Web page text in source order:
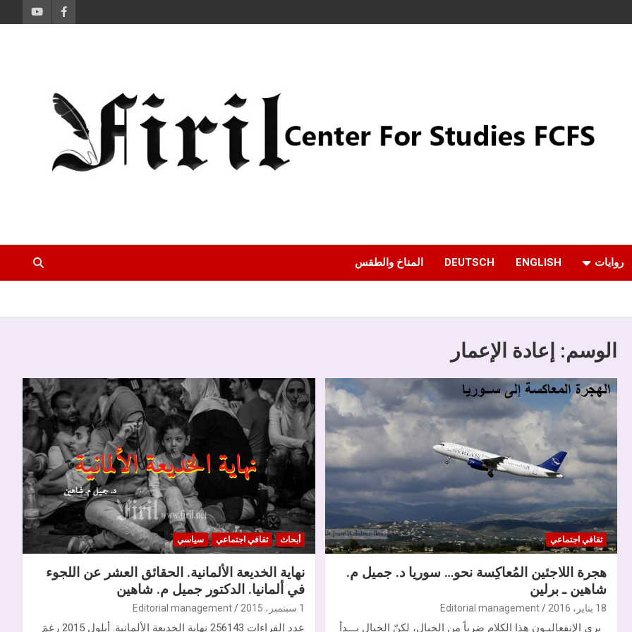
روايات ENGLISH
DEUTSCH المناخ والطقس
الوسم: إعادة الإعمار
ثقافي اجتماعي
هجرة اللاجئين المُعاكِسة نحو… سوريا د. جميل م.
شاهين ـ برلين
18 يناير، 2016 Editorial management
يرى الإنفعاليـون هذا الكلام ضرباً من الخيال، لكنّ الخيال بـــدأ
أبحاث ثقافي اجتماعي سياسي
نهاية الخديعة الألمانية. الحقائق العشر عن اللجوء
في ألمانيا. الدكتور جميل م. شاهين
1 سبتمبر، 2015 Editorial management
عدد القراءات 256143 نهاية الخديعة الألمانية. أيلول 2015 رغمَ